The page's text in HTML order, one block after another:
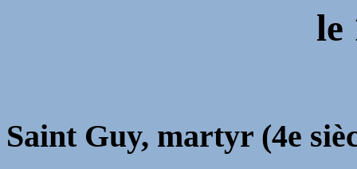
le
Saint Guy, martyr (4e